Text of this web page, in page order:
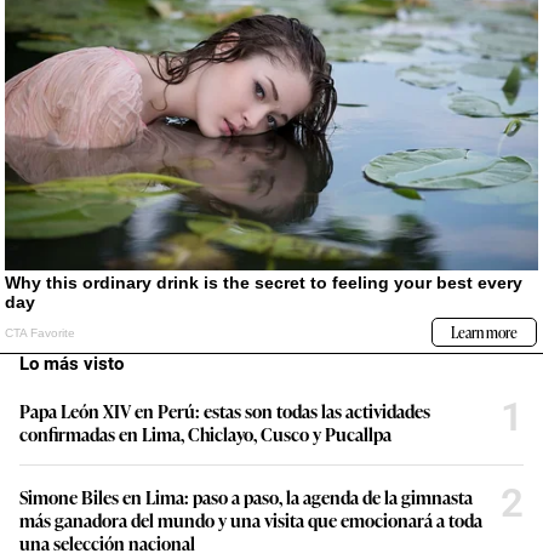
Lo más visto
Papa León XIV en Perú: estas son todas las actividades
confirmadas en Lima, Chiclayo, Cusco y Pucallpa
1
Simone Biles en Lima: paso a paso, la agenda de la gimnasta
más ganadora del mundo y una visita que emocionará a toda
una selección nacional
2